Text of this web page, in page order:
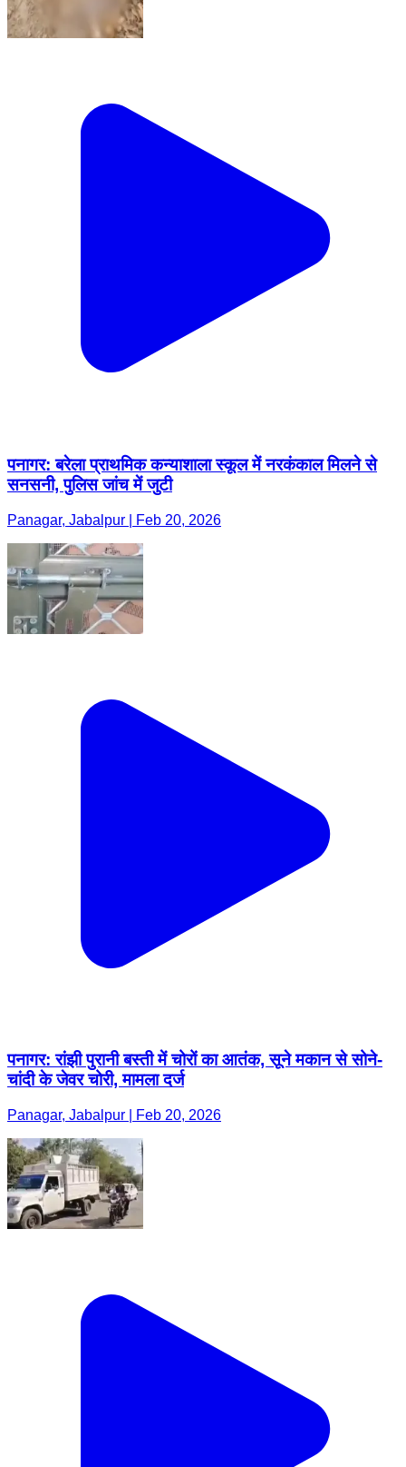
पनागर: बरेला प्राथमिक कन्याशाला स्कूल में नरकंकाल मिलने से
सनसनी, पुलिस जांच में जुटी
Panagar, Jabalpur | Feb 20, 2026
पनागर: रांझी पुरानी बस्ती में चोरों का आतंक, सूने मकान से सोने-
चांदी के जेवर चोरी, मामला दर्ज
Panagar, Jabalpur | Feb 20, 2026